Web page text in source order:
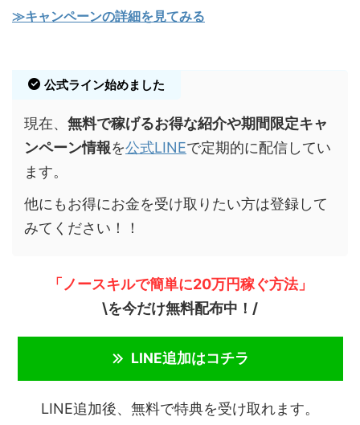
≫キャンペーンの詳細を見てみる
公式ライン始めました
現在、 無料で稼げるお得な紹介や期間限定キャ
ンペーン情報を公式LINEで定期的に配信してい
ます。
他にもお得にお金を受け取りたい方は登録して
みてください！！
「ノースキルで簡単に20万円稼ぐ方法」
\を今だけ無料配布中！/
LINE追加はコチラ
LINE追加後、無料で特典を受け取れます。